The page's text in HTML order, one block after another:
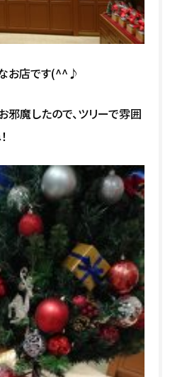
お店です(^^♪
邪魔したので、ツリーで雰囲